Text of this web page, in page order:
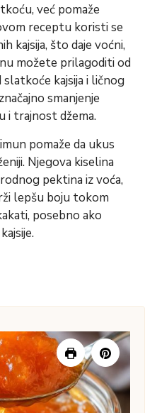
već pomaže
receptu koristi se
kajsija, što daje voćni,
možete prilagoditi od
kajsija i ličnog
smanjenje
i trajnost džema.
pomaže da ukus
Njegova kiselina
pektina iz voća,
lepšu boju tokom
posebno ako